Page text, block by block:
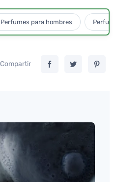
Perfumes para hombres
Compartir